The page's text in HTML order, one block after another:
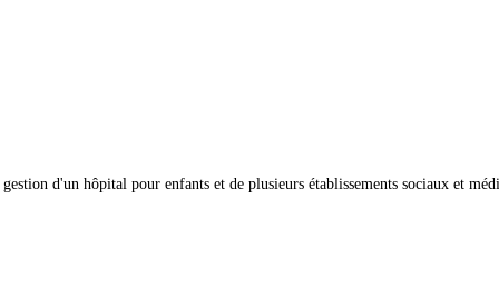
d'un hôpital pour enfants et de plusieurs établissements sociaux et